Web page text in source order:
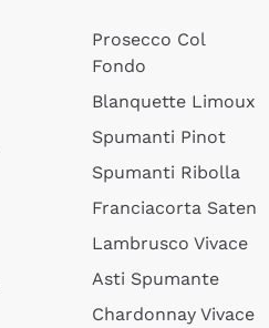
Prosecco Col
Fondo
Blanquette Limoux
Spumanti Pinot
Spumanti Ribolla
Franciacorta Saten
Lambrusco Vivace
Asti Spumante
Chardonnay Vivace